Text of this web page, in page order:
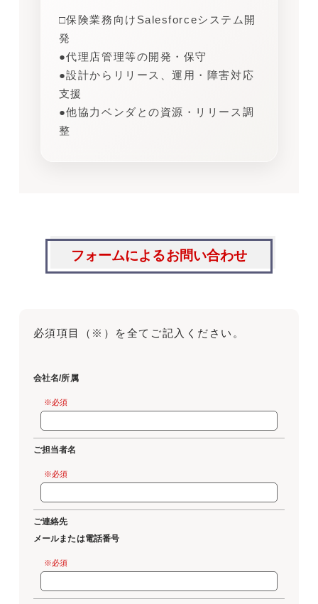
□保険業務向けSalesforceシステム開
発
●代理店管理等の開発・保守
●設計からリリース、運用・障害対応
支援
●他協力ベンダとの資源・リリース調
整
フォームによるお問い合わせ
必須項目（※）を全てご記入ください。
会社名/所属
※必須
ご担当者名
※必須
ご連絡先
メールまたは電話番号
※必須